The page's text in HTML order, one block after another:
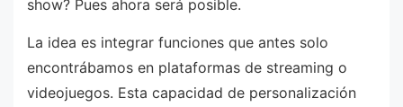
show? Pues ahora será posible.
La idea es integrar funciones que antes solo
encontrábamos en plataformas de streaming o
videojuegos. Esta capacidad de personalización